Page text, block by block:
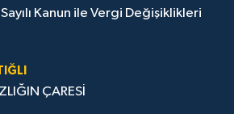
Kanun ile Vergi Değişiklikleri
ÇARESİ